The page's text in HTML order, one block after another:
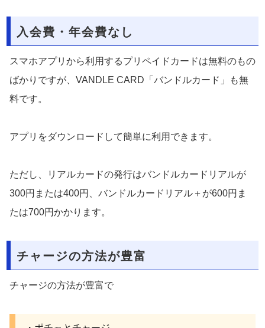
入会費・年会費なし
スマホアプリから利用するプリペイドカードは無料のもの
ばかりですが、VANDLE CARD「バンドルカード」も無
料です。
アプリをダウンロードして簡単に利用できます。
ただし、リアルカードの発行はバンドルカードリアルが
300円または400円、バンドルカードリアル＋が600円ま
たは700円かかります。
チャージの方法が豊富
チャージの方法が豊富で